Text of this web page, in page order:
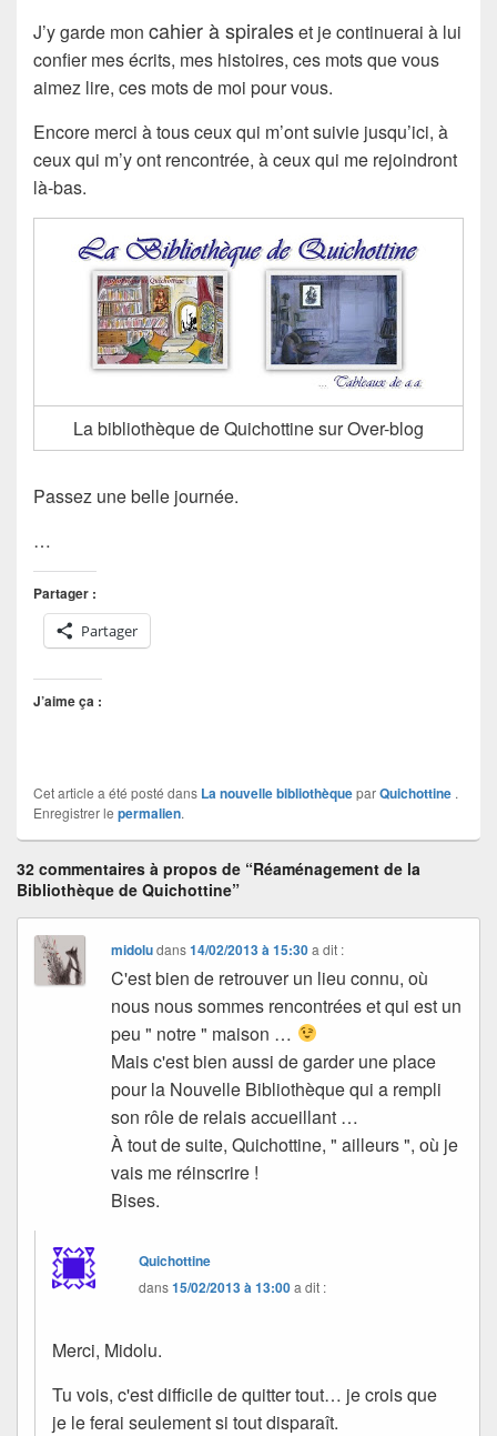
J’y garde mon cahier à spiraleset je continuerai à lui
confier mes écrits, mes histoires, ces mots que vous
aimez lire, ces mots de moi pour vous.
Encore merci à tous ceux qui m’ont suivie jusqu’ici, à
ceux qui m’y ont rencontrée, à ceux qui me rejoindront
là-bas.
La bibliothèque de Quichottine sur Over-blog
Passez une belle journée.
…
Partager :
Partager
J’aime ça :
Cet article a été posté dans La nouvelle bibliothèqueparQuichottine .
Enregistrer le permalien.
32 commentaires à propos de “Réaménagement de la
Bibliothèque de Quichottine”
midoludans14/02/2013 à 15:30 a dit :
C'est bien de retrouver un lieu connu, où
nous nous sommes rencontrées et qui est un
peu " notre " maison …
Mais c'est bien aussi de garder une place
pour la Nouvelle Bibliothèque qui a rempli
son rôle de relais accueillant …
À tout de suite, Quichottine, " ailleurs ", où je
vais me réinscrire !
Bises.
Quichottine
dans15/02/2013 à 13:00a dit :
Merci, Midolu.
Tu vois, c'est difficile de quitter tout… je crois que
je le ferai seulement si tout disparaît.